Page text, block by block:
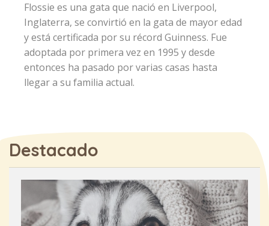
Flossie es una gata que nació en Liverpool,
Inglaterra, se convirtió en la gata de mayor edad
y está certificada por su récord Guinness. Fue
adoptada por primera vez en 1995 y desde
entonces ha pasado por varias casas hasta
llegar a su familia actual.
Destacado